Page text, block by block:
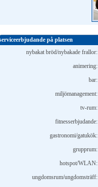
på platsen
nybakat bröd/nybakade frallor:
animering:
bar:
miljömanagement:
tv-rum:
fitnesserbjudande:
gastronomi/gatukök:
grupprum:
hotspot/WLAN:
ungdomsrum/ungdomsträff: